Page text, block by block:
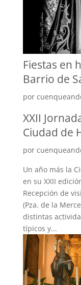
Fiestas en
Barrio de
por
XXII
Ciudad de
por
Un año más la
en su XXII
Recepción de
(Pza. de la
distintas
típicos y...